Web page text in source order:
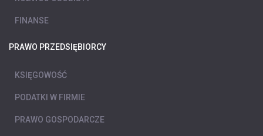
FINANSE
PRAWO PRZEDSIĘBIORCY
KSIĘGOWOŚĆ
PODATKI W FIRMIE
PRAWO GOSPODARCZE